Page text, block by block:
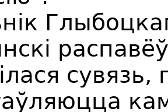
сувязь,